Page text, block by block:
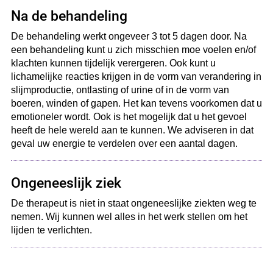
Na de behandeling
De behandeling werkt ongeveer 3 tot 5 dagen door. Na
een behandeling kunt u zich misschien moe voelen en/of
klachten kunnen tijdelijk verergeren. Ook kunt u
lichamelijke reacties krijgen in de vorm van verandering in
slijmproductie, ontlasting of urine of in de vorm van
boeren, winden of gapen. Het kan tevens voorkomen dat u
emotioneler wordt. Ook is het mogelijk dat u het gevoel
heeft de hele wereld aan te kunnen. We adviseren in dat
geval uw energie te verdelen over een aantal dagen.
Ongeneeslijk ziek
De therapeut is niet in staat ongeneeslijke ziekten weg te
nemen. Wij kunnen wel alles in het werk stellen om het
lijden te verlichten.